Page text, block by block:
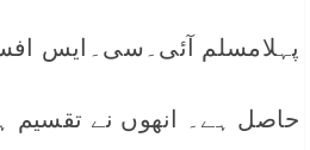
پہلامسلم آئی۔سی۔ایس
حاصل ہے۔ انھوں نے تقسیم